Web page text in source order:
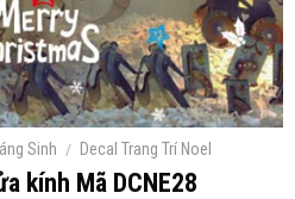
Sinh / Decal Trang Trí Noel
kính Mã DCNE28